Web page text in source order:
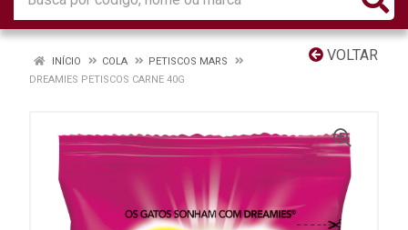
VOLTAR
INÍCIO COLA
PETISCOS MARS
DREAMIES PETISCOS CARNE 40G